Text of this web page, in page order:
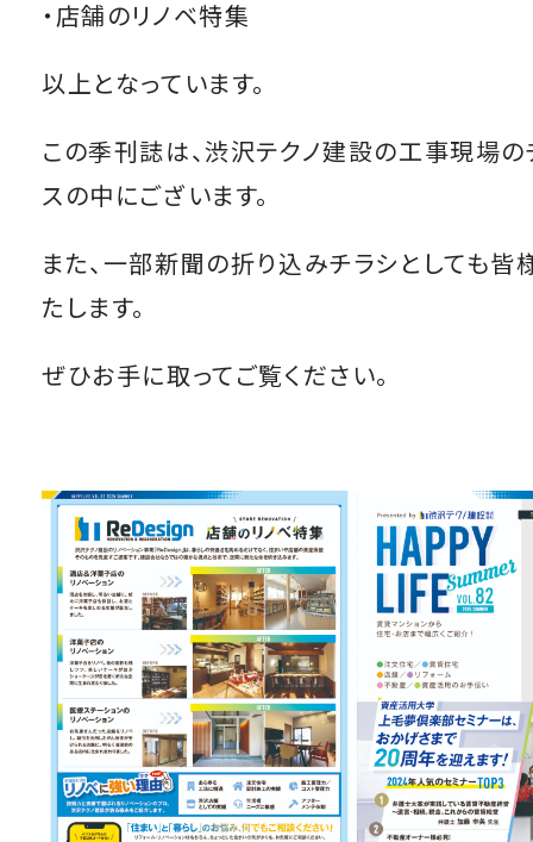
・店舗のリノベ特集
以上となっています。
この季刊誌は、渋沢テクノ建設の工事現場の
スの中にございます。
また、一部新聞の折り込みチラシとしても皆
たします。
ぜひお手に取ってご覧ください。